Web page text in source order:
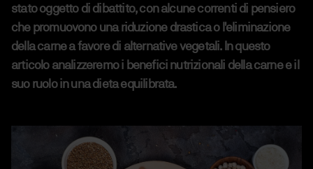
stato oggetto di dibattito, con alcune correnti di pensiero
che promuovono una riduzione drastica o l'eliminazione
della carne a favore di alternative vegetali. In questo
articolo analizzeremo i benefici nutrizionali della carne e il
suo ruolo in una dieta equilibrata.